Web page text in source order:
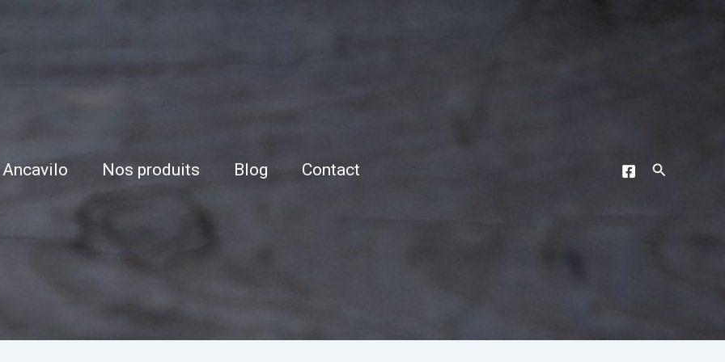
Ancavilo Nos produits Blog Contact